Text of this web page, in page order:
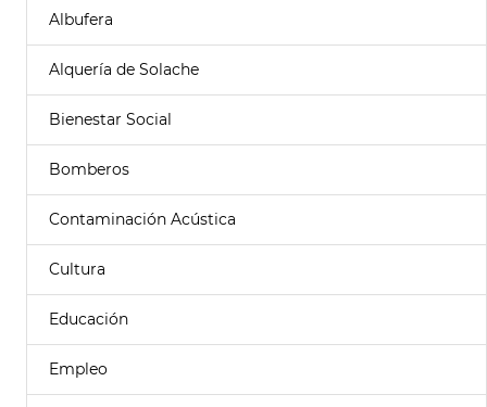
Albufera
Alquería de Solache
Bienestar Social
Bomberos
Contaminación Acústica
Cultura
Educación
Empleo